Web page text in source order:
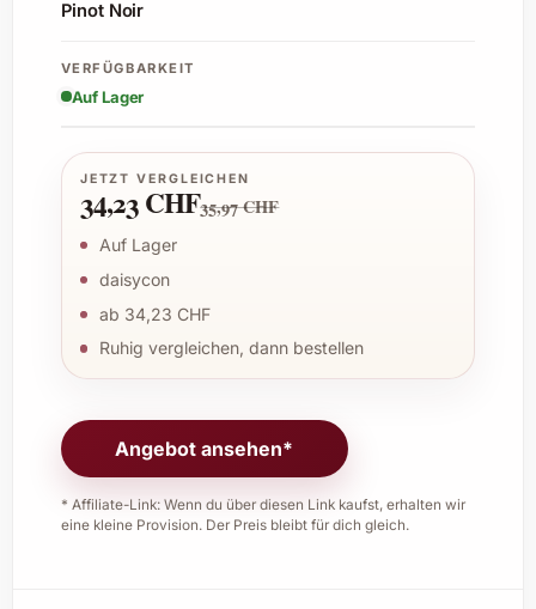
Pinot Noir
VERFÜGBARKEIT
Auf Lager
JETZT VERGLEICHEN
34,23 CHF35,97 CHF
Auf Lager
daisycon
ab 34,23 CHF
Ruhig vergleichen, dann bestellen
Angebot ansehen*
* Affiliate-Link: Wenn du über diesen Link kaufst, erhalten wir
eine kleine Provision. Der Preis bleibt für dich gleich.